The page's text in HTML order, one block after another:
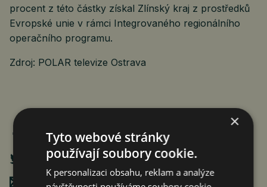
procent z této částky získal Zlínský kraj z prostředků
Evropské unie v rámci Integrovaného regionálního
operačního programu.
Zdroj: POLAR televize Ostrava
Poslat mailem
×
Tyto webové stránky
používají soubory cookie.
K personalizaci obsahu, reklam a analýze